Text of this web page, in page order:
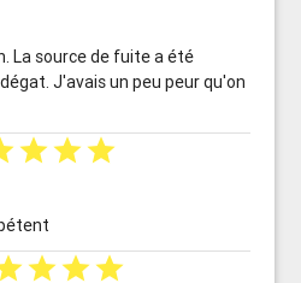
La source de fuite a été
J'avais un peu peur qu'on
starstarstar
starstarstar